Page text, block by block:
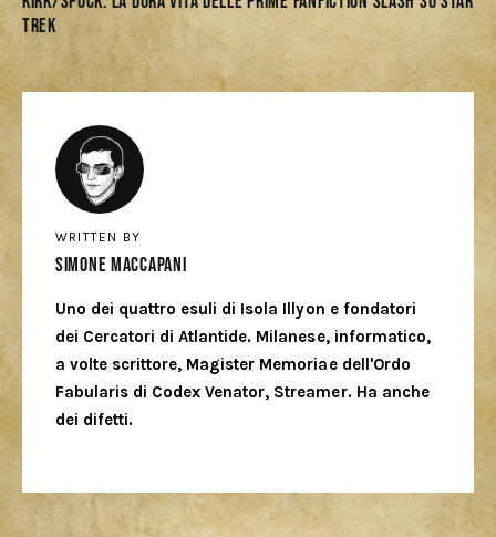
Trek
WRITTEN BY
Simone Maccapani
Uno dei quattro esuli di Isola Illyon e fondatori
dei Cercatori di Atlantide. Milanese, informatico,
a volte scrittore, Magister Memoriae dell'Ordo
Fabularis di Codex Venator, Streamer. Ha anche
dei difetti.